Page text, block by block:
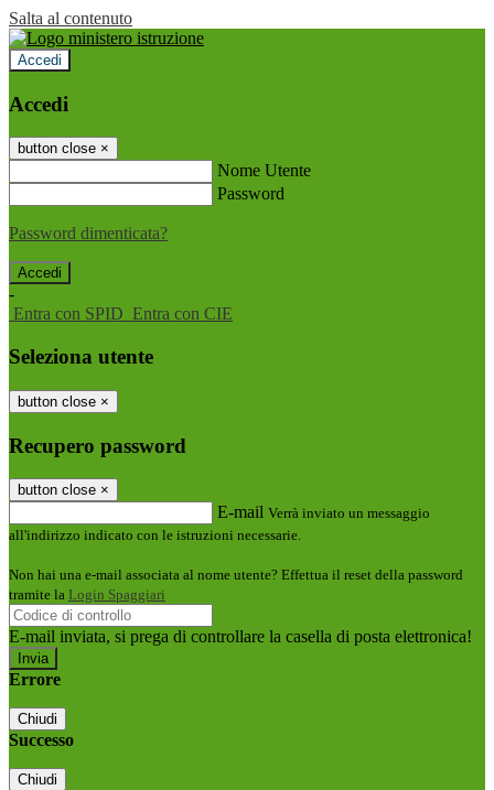
Salta al contenuto
Accedi
Accedi
button close ×
Nome Utente
Password
Password dimenticata?
-
Entra con SPID Entra con CIE
Seleziona utente
button close ×
Recupero password
button close ×
E-mail Verrà inviato un messaggio
all'indirizzo indicato con le istruzioni necessarie.
Non hai una e-mail associata al nome utente? Effettua il reset della password
tramite la Login Spaggiari
E-mail inviata, si prega di controllare la casella di posta elettronica!
Errore
Chiudi
Successo
Chiudi